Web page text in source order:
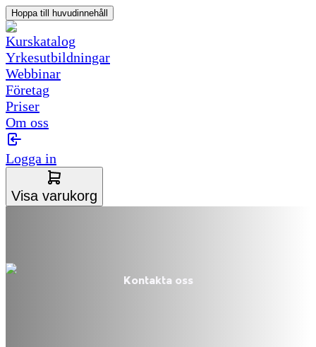
Hoppa till huvudinnehåll
Kurskatalog
Yrkesutbildningar
Webbinar
Företag
Priser
Om oss
Logga in
Visa varukorg
Kontakta oss